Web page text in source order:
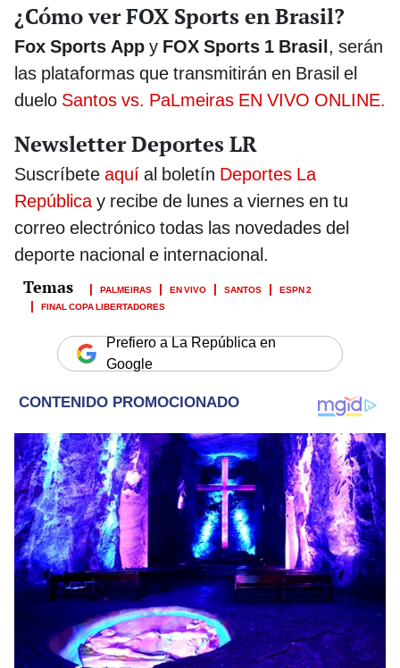
¿Cómo ver FOX Sports en Brasil?
Fox Sports App y FOX Sports 1 Brasil, serán
las plataformas que transmitirán en Brasil el
duelo Santos vs. PaLmeiras EN VIVO ONLINE.
Newsletter Deportes LR
Suscríbete aquí al boletín Deportes La
República y recibe de lunes a viernes en tu
correo electrónico todas las novedades del
deporte nacional e internacional.
PALMEIRAS EN VIVO SANTOS
ESPN 2
FINAL COPA LIBERTADORES
Prefiero a La República en
Google